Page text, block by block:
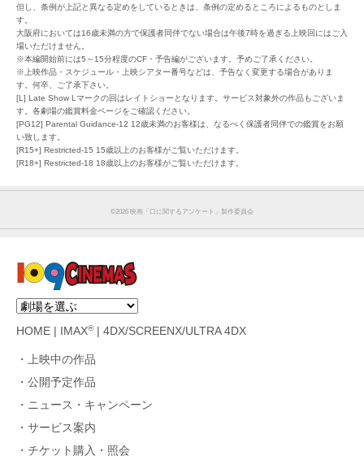
但し、条例が上記と異なる定めをしているときは、条例の定めるところによるものとしま
す。
大阪府においては16歳未満の方で保護者同伴でない場合は午後7時を過ぎる上映回にはご入
場いただけません。
※本編開始前には5～15分程度のCF・予告編がございます。予めご了承ください。
※上映作品・スケジュール・上映シアター番号などは、予告なく変更する場合がありま
す。何卒、ご了承下さい。
[L] Late Show Lマークの回はレイトショーとなります。サービス対象外の作品もございま
す。各劇場の鑑賞料金ページをご確認ください。
[PG12] Parental Guidance-12 12歳未満のお客様は、なるべく保護者同伴での鑑賞をお願
い致します。
[R15+] Restricted-15 15歳以上のお客様がご覧いただけます。
[R18+] Restricted-18 18歳以上のお客様がご覧いただけます。
©︎2026 映画「口に関するアンケート」製作委員会
HOME IMAX®| 4DX/SCREENX/ULTRA 4DX
上映中の作品
公開予定作品
ニュース・キャンペーン
サービス案内
チケット購入・照会